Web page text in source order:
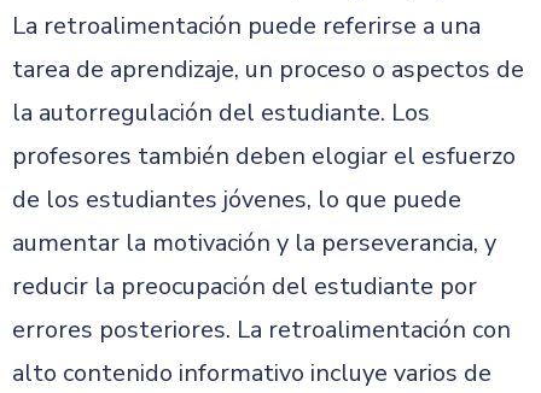
La retroalimentación puede referirse a una
tarea de aprendizaje, un proceso o aspectos de
la autorregulación del estudiante. Los
profesores también deben elogiar el esfuerzo
de los estudiantes jóvenes, lo que puede
aumentar la motivación y la perseverancia, y
reducir la preocupación del estudiante por
errores posteriores. La retroalimentación con
alto contenido informativo incluye varios de